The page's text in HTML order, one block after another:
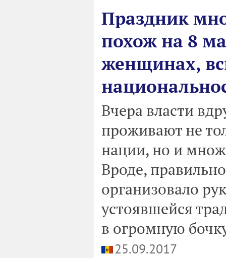
Праздник
похож на 8
женщинах,
Вчера власти
проживают не
нации, но и
Вроде,
организовало
устоявшейся
в огромную
25.09.2017